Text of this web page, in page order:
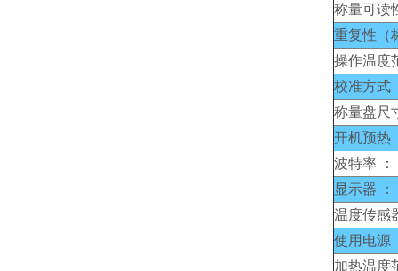
称量可读
重复性（
操作温度
校准方式
称量盘尺
开机预热
波特率 ：
显示器 ：
温度传感
使用电源
加热温度